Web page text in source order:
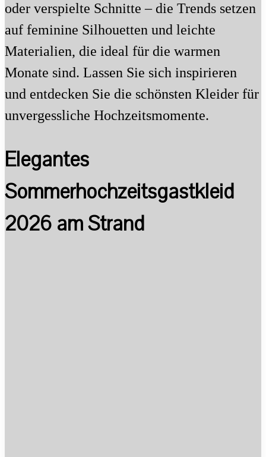
oder verspielte Schnitte – die Trends setzen
auf feminine Silhouetten und leichte
Materialien, die ideal für die warmen
Monate sind. Lassen Sie sich inspirieren
und entdecken Sie die schönsten Kleider für
unvergessliche Hochzeitsmomente.
Elegantes
Sommerhochzeitsgastkleid
2026 am Strand